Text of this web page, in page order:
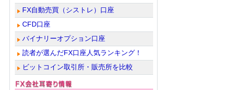
FX自動売買（シストレ）口座
CFD口座
バイナリーオプション口座
読者が選んだFX口座人気ランキング！
ビットコイン取引所・販売所を比較